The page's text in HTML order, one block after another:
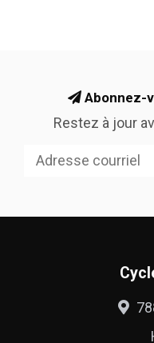
Abonnez-
Restez à jour